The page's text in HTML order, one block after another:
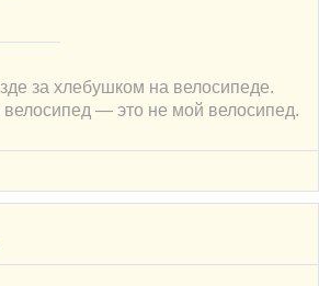
за хлебушком на велосипеде.
— это не мой велосипед.